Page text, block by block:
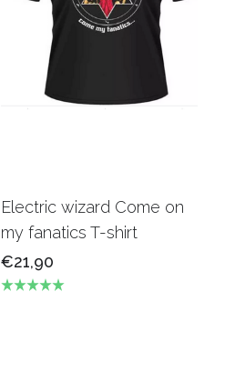
Electric wizard Come on
my fanatics T-shirt
€21,90